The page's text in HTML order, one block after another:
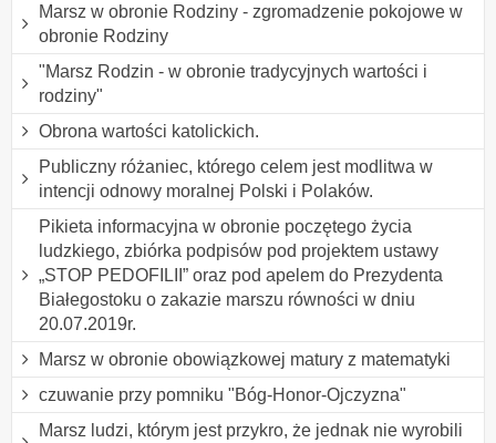
Marsz w obronie Rodziny - zgromadzenie pokojowe w
obronie Rodziny
"Marsz Rodzin - w obronie tradycyjnych wartości i
rodziny"
Obrona wartości katolickich.
Publiczny różaniec, którego celem jest modlitwa w
intencji odnowy moralnej Polski i Polaków.
Pikieta informacyjna w obronie poczętego życia
ludzkiego, zbiórka podpisów pod projektem ustawy
„STOP PEDOFILII” oraz pod apelem do Prezydenta
Białegostoku o zakazie marszu równości w dniu
20.07.2019r.
Marsz w obronie obowiązkowej matury z matematyki
czuwanie przy pomniku "Bóg-Honor-Ojczyzna"
Marsz ludzi, którym jest przykro, że jednak nie wyrobili